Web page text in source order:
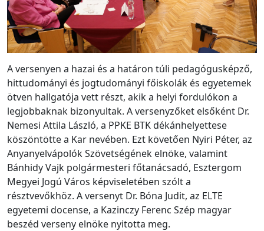
A versenyen a hazai és a határon túli pedagógusképző,
hittudományi és jogtudományi főiskolák és egyetemek
ötven hallgatója vett részt, akik a helyi fordulókon a
legjobbaknak bizonyultak. A versenyzőket elsőként Dr.
Nemesi Attila László, a PPKE BTK dékánhelyettese
köszöntötte a Kar nevében. Ezt követően Nyiri Péter, az
Anyanyelvápolók Szövetségének elnöke, valamint
Bánhidy Vajk polgármesteri főtanácsadó, Esztergom
Megyei Jogú Város képviseletében szólt a
résztvevőkhöz. A versenyt Dr. Bóna Judit, az ELTE
egyetemi docense, a Kazinczy Ferenc Szép magyar
beszéd verseny elnöke nyitotta meg.